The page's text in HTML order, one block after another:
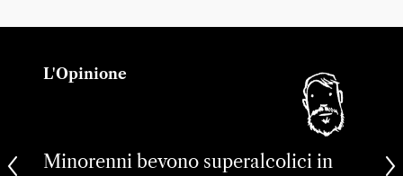
L'Opinione
Minorenni bevono superalcolici in